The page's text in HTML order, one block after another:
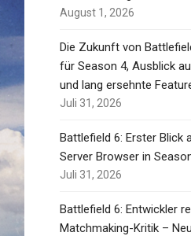
August 1, 2026
Die Zukunft von
für Season 4, Ausblick
und lang ersehnte
Juli 31, 2026
Battlefield 6: Erster Blick
Server Browser in
Juli 31, 2026
Battlefield 6: Entwickler
Matchmaking-Kritik –